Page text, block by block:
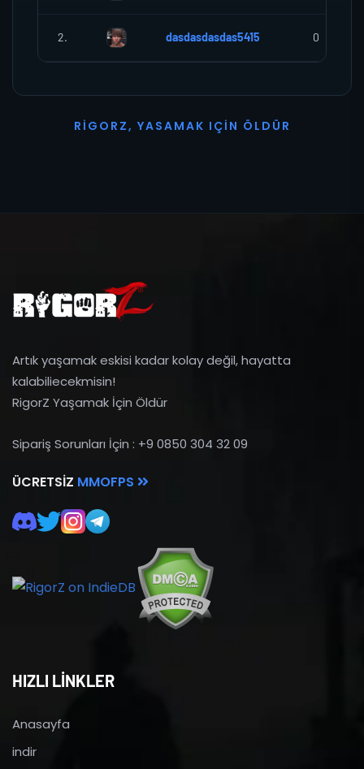
2. dasdasdasdas5415 0
R I G O R Z, YASAMAK I ÇI N Ö L D Ü R
Artık yaşamak eskisi kadar kolay değil, hayatta
kalabiliecekmisin!
RigorZ Yaşamak İçin Öldür
Sipariş Sorunları İçin : +9 0850 304 32 09
ÜCRETSIZ MMOFPS
HIZLI LİNKLER
Anasayfa
indir